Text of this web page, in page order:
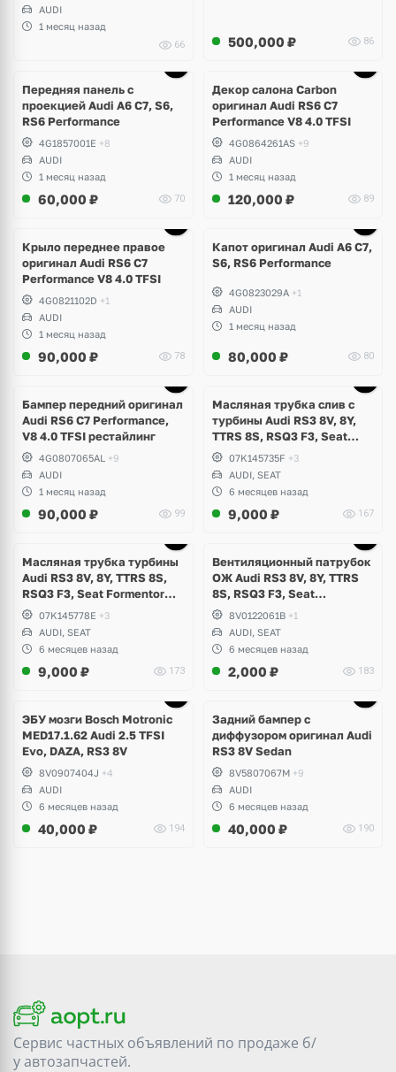
AUDI
1 месяц назад
66
500,000 ₽ 86
Передняя панель с
проекцией Audi A6 C7, S6,
RS6 Performance
4G1857001E +8
AUDI
1 месяц назад
60,000 ₽ 70
Декор салона Carbon
оригинал Audi RS6 C7
Performance V8 4.0 TFSI
4G0864261AS +9
AUDI
1 месяц назад
120,000 ₽ 89
Крыло переднее правое
оригинал Audi RS6 C7
Performance V8 4.0 TFSI
4G0821102D +1
AUDI
1 месяц назад
90,000 ₽ 78
Капот оригинал Audi A6 C7,
S6, RS6 Performance
4G0823029A +1
AUDI
1 месяц назад
80,000 ₽ 80
Бампер передний оригинал
Audi RS6 C7 Performance,
V8 4.0 TFSI рестайлинг
4G0807065AL
+9
AUDI
1 месяц назад
90,000 ₽ 99
Масляная трубка слив с
турбины Audi RS3 8V, 8Y,
TTRS 8S, RSQ3 F3, Seat
Formentor Cupra 2.5 TFSI
Evo, DAZA, DNWA, DNWB
07K145735F +3
AUDI, SEAT
6 месяцев назад
9,000 ₽ 167
Масляная трубка турбины
Audi RS3 8V, 8Y, TTRS 8S,
RSQ3 F3, Seat Formentor
Cupra 2.5 TFSI Evo, DAZA,
DNWA, DNWB
07K145778E +3
AUDI, SEAT
6 месяцев назад
9,000 ₽ 173
Вентиляционный патрубок
ОЖ Audi RS3 8V, 8Y, TTRS
8S, RSQ3 F3, Seat
Formentor Cupra 2.5 TFSI
Evo, DAZA, DNWA, DNWB
8V0122061B +1
AUDI, SEAT
6 месяцев назад
2,000 ₽ 183
ЭБУ мозги Bosch Motronic
MED17.1.62 Audi 2.5 TFSI
Evo, DAZA, RS3 8V
8V0907404J +4
AUDI
6 месяцев назад
40,000 ₽ 194
Задний бампер с
диффузором оригинал Audi
RS3 8V Sedan
8V5807067M +9
AUDI
6 месяцев назад
40,000 ₽ 190
Сервис частных объявлений по продаже б/
уавтозапчастей.